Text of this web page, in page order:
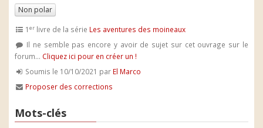
Non polar
1er livre de la série Les aventures des moineaux
Il ne semble pas encore y avoir de sujet sur cet ouvrage sur le
forum... Cliquez ici pour en créer un !
Soumis le 10/10/2021 par El Marco
Proposer des corrections
Mots-clés